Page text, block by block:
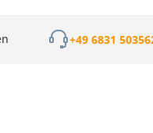
+49 6831